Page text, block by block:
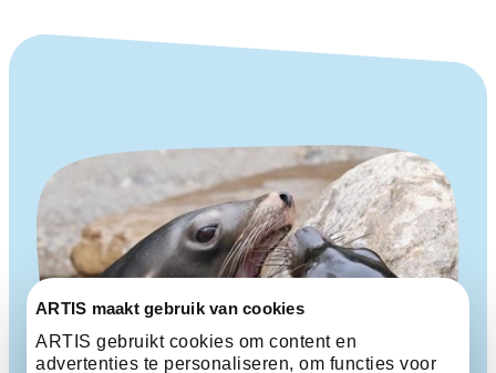
ARTIS maakt gebruik van cookies
ARTIS gebruikt cookies om content en
advertenties te personaliseren, om functies voor